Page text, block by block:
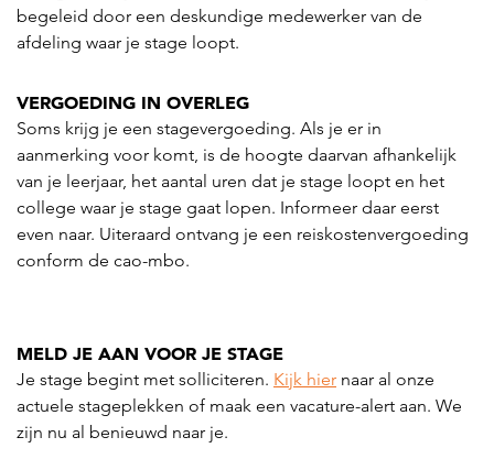
begeleid door een deskundige medewerker van de
afdeling waar je stage loopt.
VERGOEDING IN OVERLEG
Soms krijg je een stagevergoeding. Als je er in
aanmerking voor komt, is de hoogte daarvan afhankelijk
van je leerjaar, het aantal uren dat je stage loopt en het
college waar je stage gaat lopen. Informeer daar eerst
even naar. Uiteraard ontvang je een reiskostenvergoeding
conform de cao-mbo.
MELD JE AAN VOOR JE STAGE
Je stage begint met solliciteren. Kijk hier naar al onze
actuele stageplekken of maak een vacature-alert aan. We
zijn nu al benieuwd naar je.